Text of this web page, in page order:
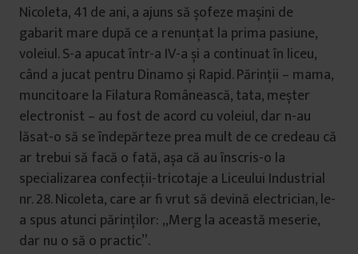
Nicoleta, 41 de ani, a ajuns să șofeze mașini de
gabarit mare după ce a renunțat la prima pasiune,
voleiul. S-a apucat într-a IV-a și a continuat în liceu,
când a jucat pentru Dinamo și Rapid. Părinții – mama,
muncitoare la Filatura Românească, tata, meșter
electronist – au fost de acord cu voleiul, dar n-au
lăsat-o să se îndepărteze prea mult de ce credeau că
ar trebui să facă o fată, așa că au înscris-o la
specializarea confecții-tricotaje a Liceului Industrial
nr. 28. Nicoleta, care ar fi vrut să devină electrician, le-
a spus atunci părinților: „Merg la această meserie,
dar nu o să o practic”.